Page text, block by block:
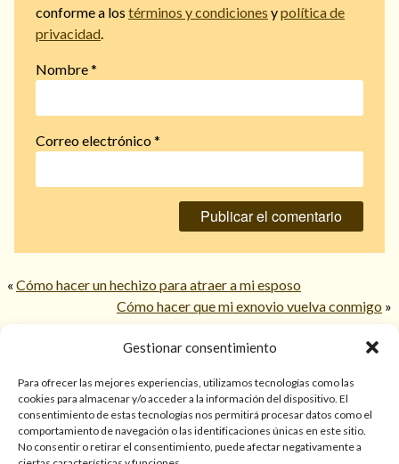
Gestionar consentimiento
Para ofrecer las mejores experiencias, utilizamos tecnologías como las
cookies para almacenar y/o acceder a la información del dispositivo. El
consentimiento de estas tecnologías nos permitirá procesar datos como el
comportamiento de navegación o las identificaciones únicas en este sitio.
No consentir o retirar el consentimiento, puede afectar negativamente a
conforme a los términos y condiciones ypolítica de
privacidad
Nombre*
Correo electrónico*
« Cómo hacer un hechizo para atraer a mi esposo
Cómo hacer que mi exnovio vuelva conmigo »
Sólo para mayores de 18 años. Las lecturas de cartas, hechizos,
amarres, endulzamientos, videncias y predicciones tienen